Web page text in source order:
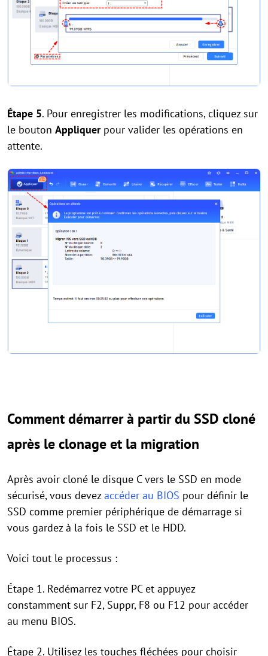
Étape 5. Pour enregistrer les modifications, cliquez sur
le bouton Appliquerpour valider les opérations en
attente.
Comment démarrer à partir du SSD cloné
après le clonage et la migration
Après avoir cloné le disque C vers le SSD en mode
sécurisé, vous devezaccéder au BIOS pour définir le
SSD comme premier périphérique de démarrage si
vous gardez à la fois le SSD et le HDD.
Voici tout le processus :
Étape 1. Redémarrez votre PC et appuyez
constamment sur F2, Suppr, F8 ou F12 pour accéder
au menu BIOS.
Étape 2. Utilisez les touches fléchées pour choisir